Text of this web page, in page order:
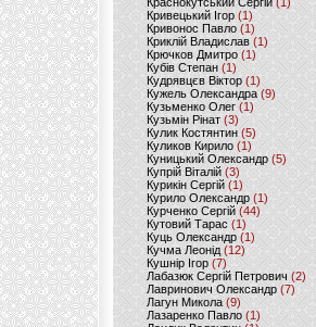
Кривецький Ігор (1)
Кривонос Павло (1)
Криклій Владислав (1)
Крючков Дмитро(1)
Кубів Степан(1)
Кудрявцєв Віктор (1)
Кужель Олександра (9)
Кузьменко Олег (1)
Кузьмін Рінат(3)
Кулик Костянтин(5)
Куликов Кирило (1)
Куницький Олександр (5)
Купрій Віталій (3)
Курикін Сергій(1)
Курило Олександр (1)
Курченко Сергій (44)
Кутовий Тарас (1)
Куць Олександр (1)
Кучма Леонід (12)
Кушнір Ігор(7)
Лабазюк Сергій Петрович (2)
Лавринович Олександр(7)
Лагун Микола(9)
Лазаренко Павло (1)